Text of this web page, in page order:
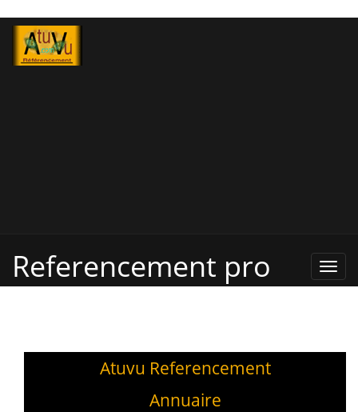
Pro,
Referencement pro
Atuvu Referencement
Annuaire